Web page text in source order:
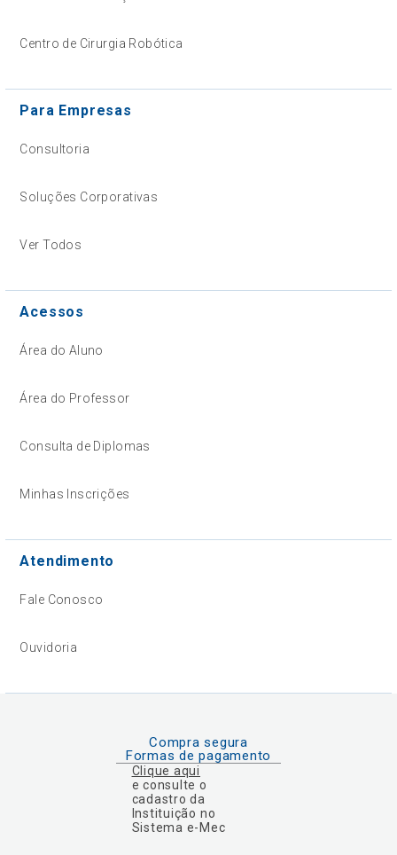
Centro de Cirurgia Robótica
Para Empresas
Consultoria
Soluções Corporativas
Ver Todos
Acessos
Área do Aluno
Área do Professor
Consulta de Diplomas
Minhas Inscrições
Atendimento
Fale Conosco
Ouvidoria
Compra segura
Formas de pagamento
Clique aqui
e consulte o
cadastro da
Instituição no
Sistema e-Mec